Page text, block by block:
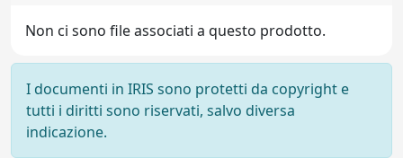
Non ci sono file associati a questo prodotto.
I documenti in IRIS sono protetti da copyright e
tutti i diritti sono riservati, salvo diversa
indicazione.